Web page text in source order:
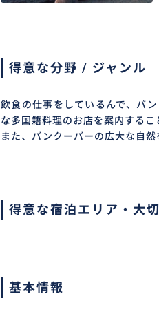
得意な分野 / ジャンル
飲食の仕事をしているんで、バ
な多国籍料理のお店を案内するこ
また、バンクーバーの広大な自
得意な宿泊エリア・大
基本情報